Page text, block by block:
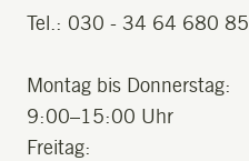
Tel.: 030 - 34 64 680 85
Montag bis Donnerstag:
9:00–15:00 Uhr
Freitag: